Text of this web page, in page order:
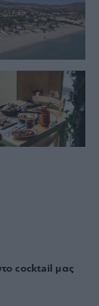
cocktail μας